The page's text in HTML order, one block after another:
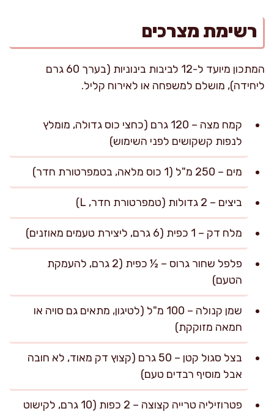
רשימת מצרכים
המתכון מיועד ל-12 לביבות בינוניות (בערך 60 גרם
ליחידה), מושלם למשפחה או לאירוח קליל.
קמח מצה – 120 גרם (כחצי כוס גדולה, מומלץ
לנפות קשקושים לפני השימוש)
מים – 250 מ"ל (1 כוס מלאה, בטמפרטורת חדר)
ביצים – 2 גדולות (טמפרטורת חדר, L)
מלח דק – 1 כפית (6 גרם, ליצירת טעמים מאוזנים)
פלפל שחור גרוס – ½ כפית (2 גרם, להעמקת
הטעם)
שמן קנולה – 100 מ"ל (לטיגון, מתאים גם סויה או
חמאה מזוקקת)
בצל סגול קטן – 50 גרם (קצוץ דק מאוד, לא חובה
אבל מוסיף רבדים טעם)
פטרוזיליה טרייה קצוצה – 2 כפות (10 גרם, לקישוט